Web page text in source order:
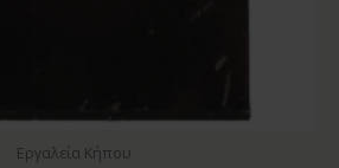
Εργαλεία Κήπου